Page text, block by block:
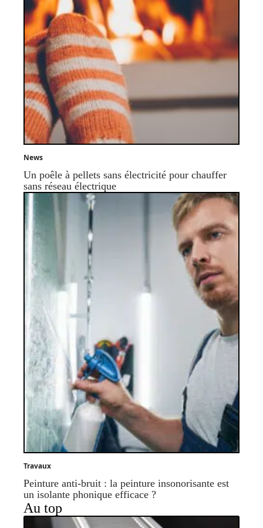
News
Un poêle à pellets sans électricité pour chauffer
sans réseau électrique
Travaux
Peinture anti-bruit : la peinture insonorisante est
un isolante phonique efficace ?
Au top